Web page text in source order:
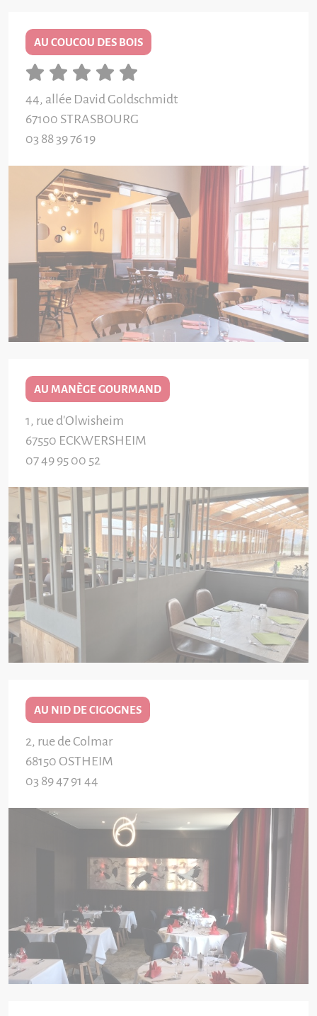
AU COUCOU DES BOIS
44, allée David Goldschmidt
67100 STRASBOURG
03 88 39 76 19
AU MANÈGE GOURMAND
1, rue d'Olwisheim
67550 ECKWERSHEIM
07 49 95 00 52
AU NID DE CIGOGNES
2, rue de Colmar
68150 OSTHEIM
03 89 47 91 44